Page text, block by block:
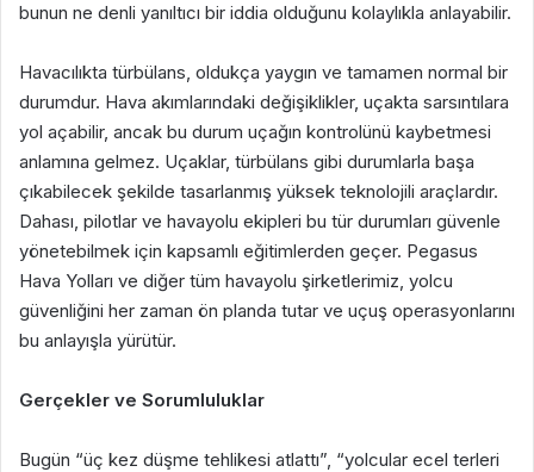
bunun ne denli yanıltıcı bir iddia olduğunu kolaylıkla anlayabilir.
Havacılıkta türbülans, oldukça yaygın ve tamamen normal bir
durumdur. Hava akımlarındaki değişiklikler, uçakta sarsıntılara
yol açabilir, ancak bu durum uçağın kontrolünü kaybetmesi
anlamına gelmez. Uçaklar, türbülans gibi durumlarla başa
çıkabilecek şekilde tasarlanmış yüksek teknolojili araçlardır.
Dahası, pilotlar ve havayolu ekipleri bu tür durumları güvenle
yönetebilmek için kapsamlı eğitimlerden geçer. Pegasus
Hava Yolları ve diğer tüm havayolu şirketlerimiz, yolcu
güvenliğini her zaman ön planda tutar ve uçuş operasyonlarını
bu anlayışla yürütür.
Gerçekler ve Sorumluluklar
Bugün “üç kez düşme tehlikesi atlattı”, “yolcular ecel terleri